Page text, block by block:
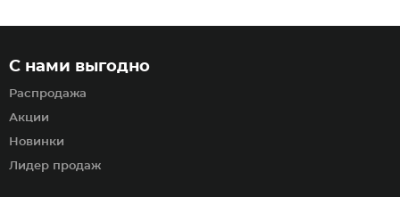
С нами выгодно
Распродажа
Акции
Новинки
Лидер продаж